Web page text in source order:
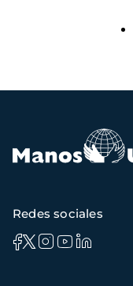
Redes sociales